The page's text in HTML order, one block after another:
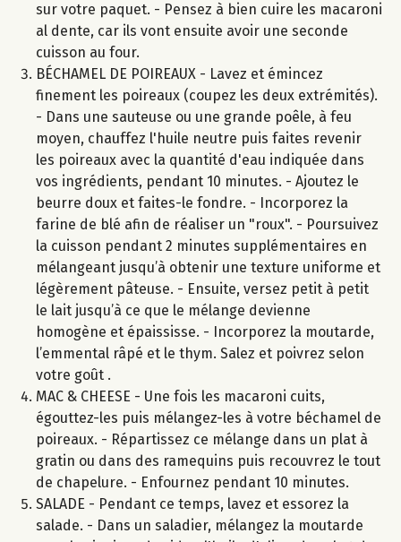
sur votre paquet. - Pensez à bien cuire les macaroni
al dente, car ils vont ensuite avoir une seconde
cuisson au four.
BÉCHAMEL DE POIREAUX - Lavez et émincez
finement les poireaux (coupez les deux extrémités).
- Dans une sauteuse ou une grande poêle, à feu
moyen, chauffez l'huile neutre puis faites revenir
les poireaux avec la quantité d'eau indiquée dans
vos ingrédients, pendant 10 minutes. - Ajoutez le
beurre doux et faites-le fondre. - Incorporez la
farine de blé afin de réaliser un "roux". - Poursuivez
la cuisson pendant 2 minutes supplémentaires en
mélangeant jusqu’à obtenir une texture uniforme et
légèrement pâteuse. - Ensuite, versez petit à petit
le lait jusqu’à ce que le mélange devienne
homogène et épaississe. - Incorporez la moutarde,
l’emmental râpé et le thym. Salez et poivrez selon
votre goût .
MAC & CHEESE - Une fois les macaroni cuits,
égouttez-les puis mélangez-les à votre béchamel de
poireaux. - Répartissez ce mélange dans un plat à
gratin ou dans des ramequins puis recouvrez le tout
de chapelure. - Enfournez pendant 10 minutes.
SALADE - Pendant ce temps, lavez et essorez la
salade. - Dans un saladier, mélangez la moutarde